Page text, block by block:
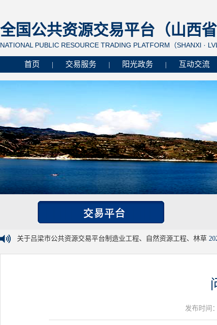
全国公共资源交易平台（山西
NATIONAL PUBLIC RESOURCE TRADING PLATFORM（SHANXI ·
首页 交易服务 阳光政务 互动交流
关于吕梁市公共资源交易平台制造业工程、自然资源工程、林草
发布时间